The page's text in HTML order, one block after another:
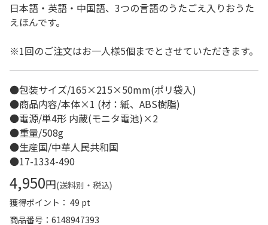
日本語・英語・中国語、3つの言語のうたごえ入りおうた
えほんです。
※1回のご注文はお一人様5個までとさせていただきます。
●包装サイズ/165×215×50mm(ポリ袋入)
●商品内容/本体×1 (材：紙、ABS樹脂)
●電源/単4形 内蔵(モニタ電池)×2
●重量/508g
●生産国/中華人民共和国
●17-1334-490
4,950円(送料別・税込)
獲得ポイント： 49 pt
商品番号
6148947393